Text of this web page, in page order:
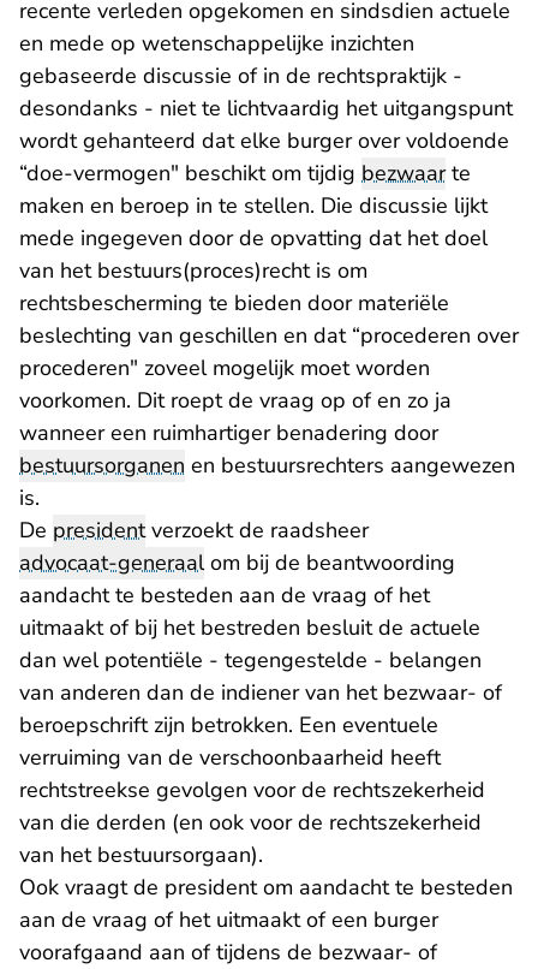
recente verleden opgekomen en sindsdien actuele
en mede op wetenschappelijke inzichten
gebaseerde discussie of in de rechtspraktijk -
desondanks - niet te lichtvaardig het uitgangspunt
wordt gehanteerd dat elke burger over voldoende
“doe-vermogen" beschikt om tijdig bezwaarte
maken en beroep in te stellen. Die discussie lijkt
mede ingegeven door de opvatting dat het doel
van het bestuurs(proces)recht is om
rechtsbescherming te bieden door materiële
beslechting van geschillen en dat “procederen over
procederen" zoveel mogelijk moet worden
voorkomen. Dit roept de vraag op of en zo ja
wanneer een ruimhartiger benadering door
bestuursorganen en bestuursrechters aangewezen
is.
De presidentverzoekt de raadsheer
advocaat-generaalom bij de beantwoording
aandacht te besteden aan de vraag of het
uitmaakt of bij het bestreden besluit de actuele
dan wel potentiële - tegengestelde - belangen
van anderen dan de indiener van het bezwaar- of
beroepschrift zijn betrokken. Een eventuele
verruiming van de verschoonbaarheid heeft
rechtstreekse gevolgen voor de rechtszekerheid
van die derden (en ook voor de rechtszekerheid
van het bestuursorgaan).
Ook vraagt de president om aandacht te besteden
aan de vraag of het uitmaakt of een burger
voorafgaand aan of tijdens de bezwaar- of